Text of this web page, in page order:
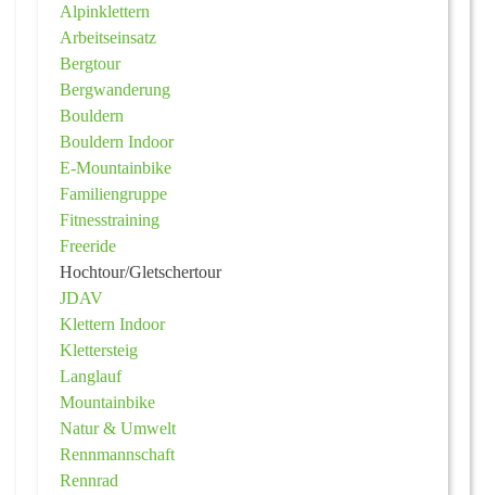
Alpinklettern
Arbeitseinsatz
Bergtour
Bergwanderung
Bouldern
Bouldern Indoor
E-Mountainbike
Familiengruppe
Fitnesstraining
Freeride
Hochtour/Gletschertour
JDAV
Klettern Indoor
Klettersteig
Langlauf
Mountainbike
Natur & Umwelt
Rennmannschaft
Rennrad